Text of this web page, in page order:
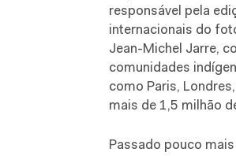
responsável pela
internacionais do
Jean-Michel Jarre,
comunidades
como Paris,
mais de 1,5 milhão
Passado pouco